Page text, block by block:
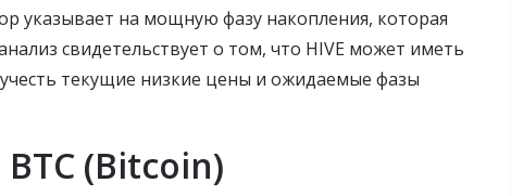
указывает на мощную фазу накопления, которая
свидетельствует о том, что HIVE может иметь
текущие низкие цены и ожидаемые фазы
(Bitcoin)